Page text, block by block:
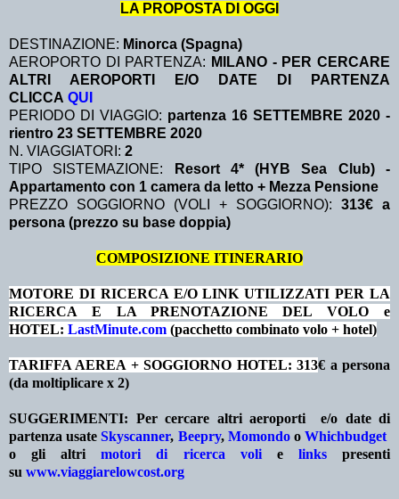
LA PROPOSTA DI OGGI
DESTINAZIONE: Minorca (Spagna)
AEROPORTO DI PARTENZA: MILANO - PER CERCARE
ALTRI AEROPORTI E/O DATE DI PARTENZA
CLICCA QUI
PERIODO DI VIAGGIO: partenza 16 SETTEMBRE 2020 -
rientro 23 SETTEMBRE 2020
N. VIAGGIATORI: 2
TIPO SISTEMAZIONE:
Resort 4* (HYB Sea Club) -
Appartamento con 1 camera da letto + Mezza Pensione
PREZZO SOGGIORNO (VOLI + SOGGIORNO): 313€ a
persona (prezzo su base doppia)
COMPOSIZIONE ITINERARIO
MOTORE DI RICERCA E/O LINK UTILIZZATI PER LA
RICERCA E LA PRENOTAZIONE DEL VOLO e
HOTEL: LastMinute.com (pacchetto combinato volo + hotel)
TARIFFA AEREA + SOGGIORNO HOTEL: 313€ a persona
(da moltiplicare x 2)
SUGGERIMENTI: Per cercare altri aeroporti e/o date di
partenza usateSkyscanner, Beepry, MomondooWhichbudget
o gli altrimotori di ricerca volie linkspresenti
su www.viaggiarelowcost.org